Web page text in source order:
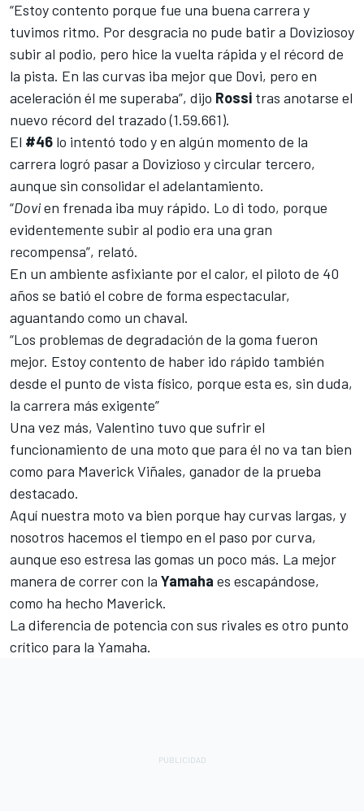
“Estoy contento porque fue una buena carrera y
tuvimos ritmo. Por desgracia no pude batir a Doviziosoy
subir al podio, pero hice la vuelta rápida y el récord de
la pista. En las curvas iba mejor que Dovi, pero en
aceleración él me superaba”, dijo Rossi tras anotarse el
nuevo récord del trazado (1.59.661).
El #46 lo intentó todo y en algún momento de la
carrera logró pasar a Dovizioso y circular tercero,
aunque sin consolidar el adelantamiento.
“Dovien frenada iba muy rápido. Lo di todo, porque
evidentemente subir al podio era una gran
recompensa”, relató.
En un ambiente asfixiante por el calor, el piloto de 40
años se batió el cobre de forma espectacular,
aguantando como un chaval.
“Los problemas de degradación de la goma fueron
mejor. Estoy contento de haber ido rápido también
desde el punto de vista físico, porque esta es, sin duda,
la carrera más exigente”
Una vez más, Valentino tuvo que sufrir el
funcionamiento de una moto que para él no va tan bien
como para Maverick Viñales, ganador de la prueba
destacado.
Aquí nuestra moto va bien porque hay curvas largas, y
nosotros hacemos el tiempo en el paso por curva,
aunque eso estresa las gomas un poco más. La mejor
manera de correr con la Yamaha es escapándose,
como ha hecho Maverick.
La diferencia de potencia con sus rivales es otro punto
crítico para la Yamaha.